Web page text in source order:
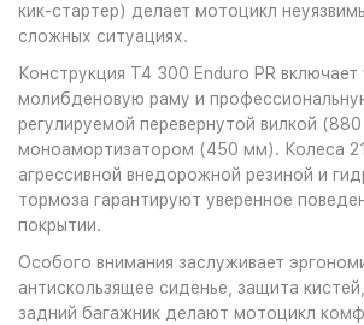
кик-стартер) делает мотоцикл
сложных ситуациях.
Конструкция T4 300 Enduro PR
молибденовую раму и
регулируемой перевернутой вилкой
моноамортизатором (450 мм). Колеса
агрессивной внедорожной резиной и
тормоза гарантируют уверенное
покрытии.
Особого внимания заслуживает
антискользящее сиденье, защита
задний багажник делают мотоцикл